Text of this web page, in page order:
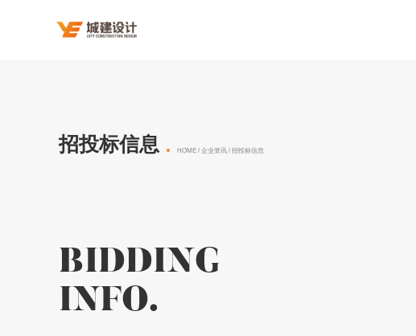
招投标信息 HOME/ 企业资讯/ 招投标信息
BIDDING
INFO.